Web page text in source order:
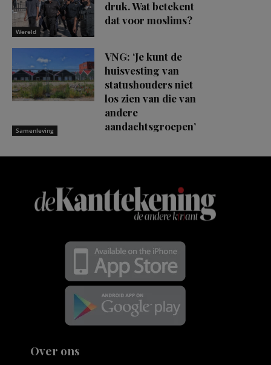
Wereld
druk. Wat betekent
dat voor moslims?
Samenleving
VNG: ‘Je kunt de
huisvesting van
statushouders niet
los zien van die van
andere
aandachtsgroepen’
Over ons